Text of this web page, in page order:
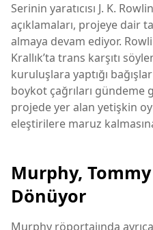
Serinin yaratıcısı J. K.
açıklamaları, projeye dair
almaya devam ediyor.
Krallık’ta trans karşıtı
kuruluşlara yaptığı
boykot çağrıları
projede yer alan yetişkin
eleştirilere maruz
Murphy, Tommy
Dönüyor
Murphy röportajında